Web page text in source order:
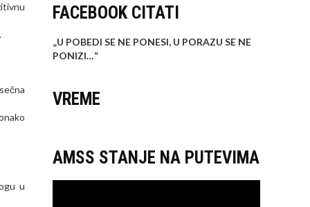
u
FACEBOOK CITATI
„U POBEDI SE NE PONESI, U PORAZU SE NE
PONIZI…“
VREME
AMSS STANJE NA PUTEVIMA